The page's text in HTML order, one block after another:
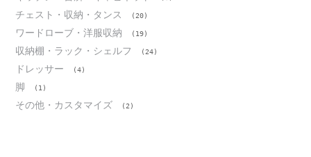
チェスト・収納・タンス (20)
ワードローブ・洋服収納 (19)
収納棚・ラック・シェルフ (24)
ドレッサー (4)
脚 (1)
その他・カスタマイズ (2)